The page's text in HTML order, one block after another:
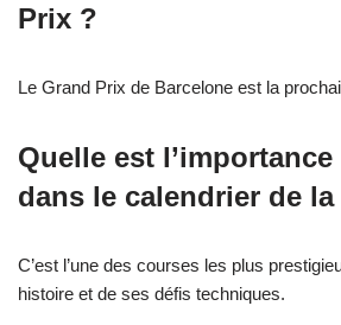
Prix ?
Le Grand Prix de Barcelone est la
Quelle est
dans le calendrier de la
C’est l’une des courses les plus
histoire et de ses défis techniques.